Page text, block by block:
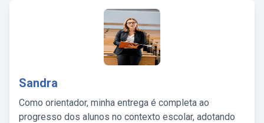
Sandra
Como orientador, minha entrega é completa ao
progresso dos alunos no contexto escolar, adotando